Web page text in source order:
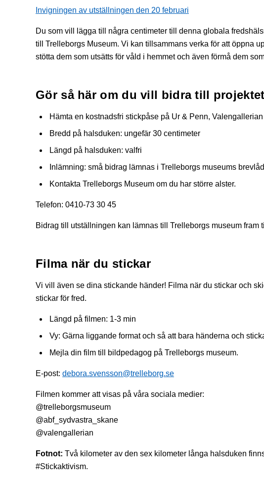
Invigningen av utställningen den 20 februari
Du som vill lägga till några centimeter till denna globala
till Trelleborgs Museum. Vi kan tillsammans verka för att öppna
stötta dem som utsätts för våld i hemmet och även förmå dem
Gör så här om du vill bidra till projektet
Hämta en kostnadsfri stickpåse på Ur & Penn, Valengallerian
Bredd på halsduken: ungefär 30 centimeter
Längd på halsduken: valfri
Inlämning: små bidrag lämnas i Trelleborgs museums
Kontakta Trelleborgs Museum om du har större alster.
Telefon: 0410-73 30 45
Bidrag till utställningen kan lämnas till Trelleborgs museum fram
Filma när du stickar
Vi vill även se dina stickande händer! Filma när du stickar och
stickar för fred.
Längd på filmen: 1-3 min
Vy: Gärna liggande format och så att bara händerna och
Mejla din film till bildpedagog på Trelleborgs museum.
E-post: debora.svensson@trelleborg.se
Filmen kommer att visas på våra sociala medier:
@trelleborgsmuseum
@abf_sydvastra_skane
@valengallerian
Fotnot: Två kilometer av den sex kilometer långa halsduken
#Stickaktivism.